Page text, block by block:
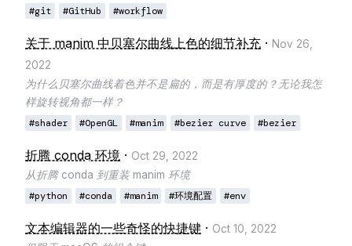
#git
#GitHub #workflow
关于 manim 中贝塞尔曲线上色的细节补充 · Nov 26,
2022
为什么贝塞尔曲线着色并不是扁的，而是有厚度的？无论我怎
样旋转视角都一样？
#shader
#OpenGL #manim #bezier curve #bezier
折腾 conda 环境 · Oct 29, 2022
从折腾 conda 到重装 manim 环境
#python
#conda #manim #环境配置 #env
文本编辑器的一些奇怪的快捷键 · Oct 10, 2022